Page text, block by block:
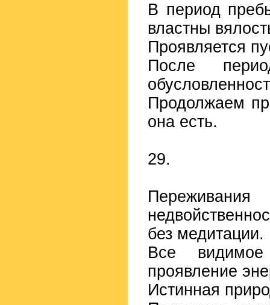
В период
властны
Проявляется
После
Продолжаем
она есть.
29.
без медитации.
Все
проявление
Истинная